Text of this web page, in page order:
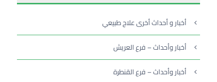
أخبار و أحداث أخرى علاج طبيعي
أخبار وأحداث – فرع العريش
أخبار وأحداث – فرع القنطرة